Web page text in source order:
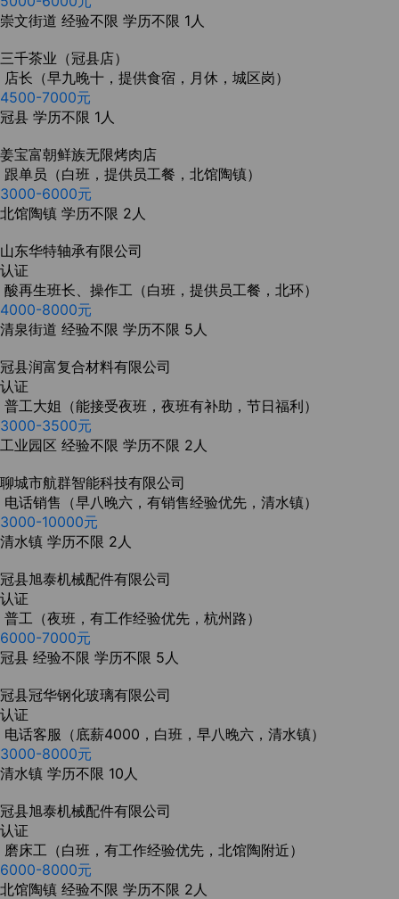
崇文街道 经验不限 学历不限 1人
三千茶业（冠县店）
店长（早九晚十，提供食宿，月休，城区岗）
4500-7000元
冠县 学历不限 1人
姜宝富朝鲜族无限烤肉店
跟单员（白班，提供员工餐，北馆陶镇）
3000-6000元
北馆陶镇 学历不限 2人
山东华特轴承有限公司
认证
酸再生班长、操作工（白班，提供员工餐，北环）
4000-8000元
清泉街道 经验不限 学历不限 5人
冠县润富复合材料有限公司
认证
普工大姐（能接受夜班，夜班有补助，节日福利）
3000-3500元
工业园区 经验不限 学历不限 2人
聊城市航群智能科技有限公司
电话销售（早八晚六，有销售经验优先，清水镇）
3000-10000元
清水镇 学历不限 2人
冠县旭泰机械配件有限公司
认证
普工（夜班，有工作经验优先，杭州路）
6000-7000元
冠县 经验不限 学历不限 5人
冠县冠华钢化玻璃有限公司
认证
电话客服（底薪4000，白班，早八晚六，清水镇）
3000-8000元
清水镇 学历不限 10人
冠县旭泰机械配件有限公司
认证
磨床工（白班，有工作经验优先，北馆陶附近）
6000-8000元
北馆陶镇 经验不限 学历不限 2人